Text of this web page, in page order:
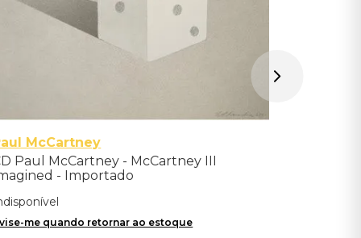
McCartney
Paul McCartney - McCartney III
- Importado
me quando retornar ao estoque